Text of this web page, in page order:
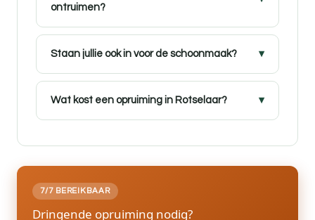
ontruimen?
Staan jullie ook in voor de schoonmaak?
Wat kost een opruiming in Rotselaar?
7/7 BEREIKBAAR
Dringende opruiming nodig?